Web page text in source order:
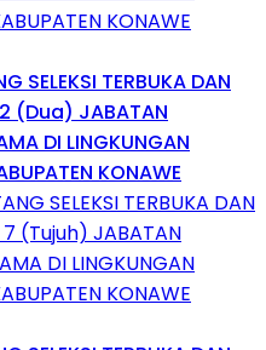
SELEKSI TERBUKA DAN
2 (Dua) JABATAN
DI LINGKUNGAN
KONAWE